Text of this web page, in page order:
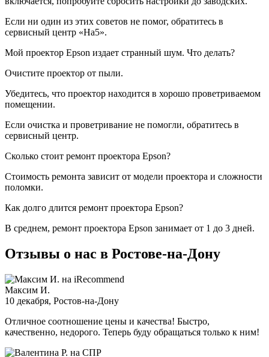
Если ни один из этих советов не помог, обратитесь в
сервисный центр «На5».
Мой проектор Epson издает странный шум. Что делать?
Очистите проектор от пыли.
Убедитесь, что проектор находится в хорошо проветриваемом
помещении.
Если очистка и проветривание не помогли, обратитесь в
сервисный центр.
Сколько стоит ремонт проектора Epson?
Стоимость ремонта зависит от модели проектора и сложности
поломки.
Как долго длится ремонт проектора Epson?
В среднем, ремонт проектора Epson занимает от 1 до 3 дней.
Отзывы о нас в Ростове-на-Дону
Максим И.
10 декабря, Ростов-на-Дону
Отличное соотношение цены и качества! Быстро,
качественно, недорого. Теперь буду обращаться только к ним!